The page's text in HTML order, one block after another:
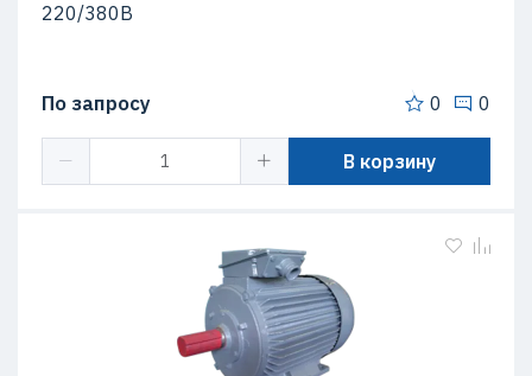
220/380В
По запросу 0 0
В корзину